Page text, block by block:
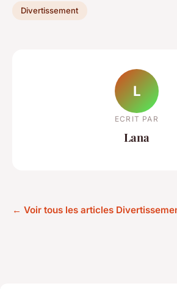
Divertissement
L
ECRIT PAR
Lana
← Voir tous les articles